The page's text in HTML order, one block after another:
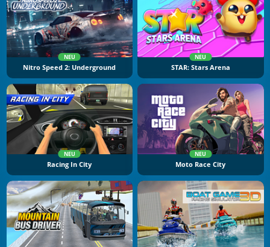
NEU
Nitro Speed 2: Underground
NEU
STAR: Stars Arena
NEU
Racing In City
NEU
Moto Race City